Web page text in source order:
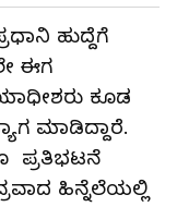
ಹುದ್ದೆಗೆ
ಈಗ
ಕೂಡ
ಮಾಡಿದ್ದಾರೆ.
ಪ್ರತಿಭಟನೆ
ಹಿನ್ನೆಲೆಯಲ್ಲಿ